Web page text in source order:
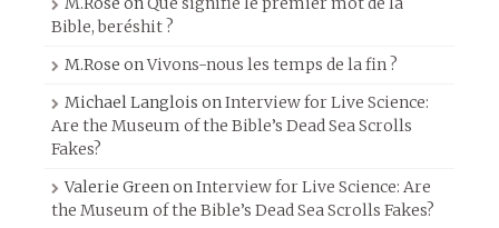
Bible, beréshit ?
M.Rose onVivons-nous les temps de la fin ?
Michael Langlois onInterview for Live Science:
Are the Museum of the Bible’s Dead Sea Scrolls
Fakes?
Valerie GreenonInterview for Live Science: Are
the Museum of the Bible’s Dead Sea Scrolls Fakes?